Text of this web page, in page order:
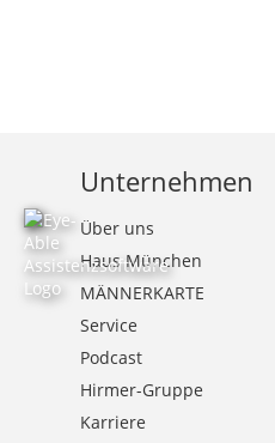
Unternehmen
Über uns
Haus München
MÄNNERKARTE
Service
Podcast
Hirmer-Gruppe
Karriere